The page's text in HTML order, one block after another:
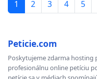
1 2 3 4 5
Peticie.com
Poskytujeme zdarma hosting
profesionálnu online petíciu